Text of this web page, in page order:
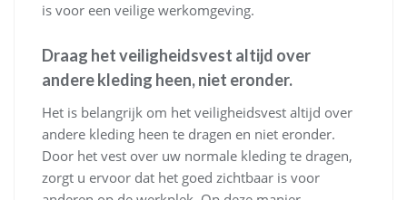
is voor een veilige werkomgeving.
Draag het veiligheidsvest altijd over
andere kleding heen, niet eronder.
Het is belangrijk om het veiligheidsvest altijd over
andere kleding heen te dragen en niet eronder.
Door het vest over uw normale kleding te dragen,
zorgt u ervoor dat het goed zichtbaar is voor